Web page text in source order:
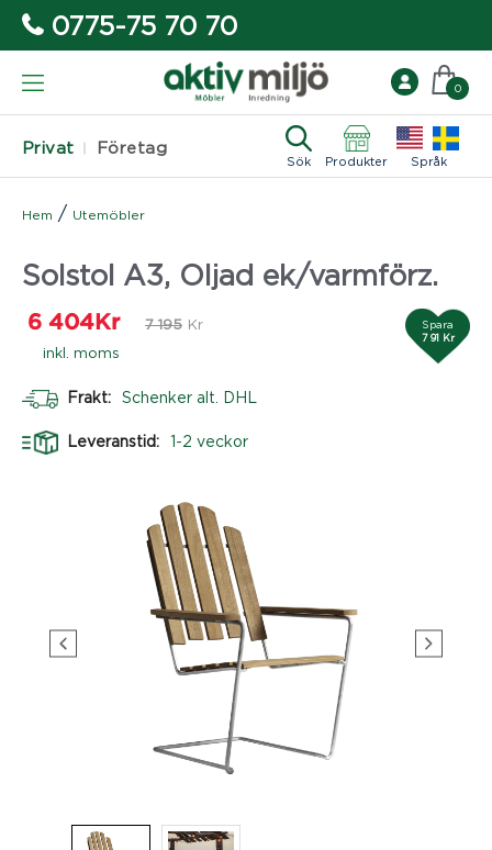
0775-75 70 70
Privat Företag
Sök Produkter Språk
0
Hem / Utemöbler
Solstol A3, Oljad ek/varmförz.
6 404 Kr
inkl. moms
7 195 Kr Spara
7 91 Kr
Frakt: Schenker alt. DHL
Leveranstid: 1-2 veckor